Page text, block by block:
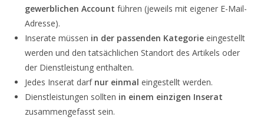
gewerblichen Account führen (jeweils mit eigener E-Mail-
Adresse).
Inserate müssen in der passenden Kategorie eingestellt
werden und den tatsächlichen Standort des Artikels oder
der Dienstleistung enthalten.
Jedes Inserat darf nur einmal eingestellt werden.
Dienstleistungen sollten in einem einzigen Inserat
zusammengefasst sein.